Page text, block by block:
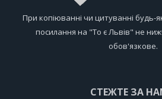
При копіюванні чи цитуванні будь-
посилання на "То є Львів" не
обов'язкове.
СТЕЖТЕ ЗА